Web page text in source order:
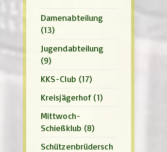
Damenabteilung
(13)
Jugendabteilung
(9)
KKS-Club (17)
Kreisjägerhof (1)
Mittwoch-
Schießklub (8)
Schützenbrüdersch